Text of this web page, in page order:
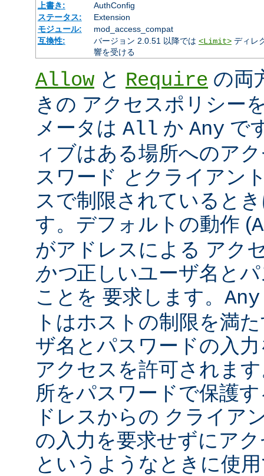
上書き:
AuthConfig
ステータス:
Extension
モジュール:
mod_access_compat
互換性:
バージョン 2.0.51 以降では <Limit>ディレ
響を受ける
Allow と Require の両
きの アクセスポリシー
メータは All か Any で
ィブはある場所へのア
スワード とクライアン
スで制限されていると
す。デフォルトの動作 (
がアドレスによる アク
かつ正しいユーザ名と
ことを 要求します。 Any
トはホストの制限を満
ザ名とパスワードの入
アクセスを許可されま
所をパスワードで保護
ドレスからの クライア
の入力を要求せずにア
というようなときに使